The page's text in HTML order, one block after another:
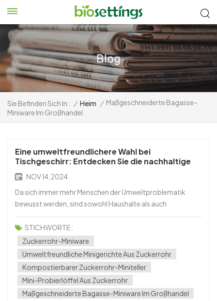
Sie Befinden Sich In : / Heim / Maßgeschneiderte Bagasse-
Miniware Im Großhandel
Eine umweltfreundlichere Wahl bei
Tischgeschirr: Entdecken Sie die nachhaltige
Attraktivität von Zuckerrohr-Minigeschirr
NOV 14, 2024
Da sich immer mehr Menschen der Umweltproblematik
bewusst werden, sind sowohl Haushalte als auch
Restaurants auf der Suche nach nachhaltigem,
umweltfreundlichem Geschirr. Marken, die sich auf sichere
Materialien konzentrieren, ohne auf Stil oder Praktikabilität
zu verzichten, gewinnen an Aufmerksamk...
STICHWORTE :
Zuckerrohr-Miniware
Umweltfreundliche Minigerichte Aus Zuckerrohr
Kompostierbarer Zuckerrohr-Miniteller
Mini-Probierlöffel Aus Zuckerrohr
Maßgeschneiderte Bagasse-Miniware Im Großhandel